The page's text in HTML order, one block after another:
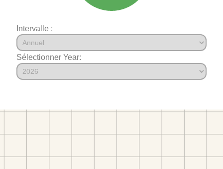
Intervalle :
Sélectionner Year: